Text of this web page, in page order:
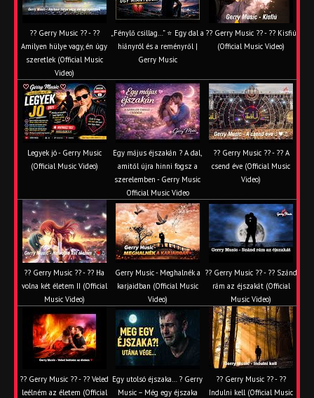
?? Gerry Music ?? - ??
Amilyen hülye vagy, én úgy
szeretlek (Official Music
Video)
„Fénylő csillag…” ⭐ Egy dal a
hiányról és a reményről |
Gerry Music
?? Gerry Music ?? - ?? Kisfiú
(Official Music Video)
Legyek jó - Gerry Music
(Official Music Video)
Egy május éjszakán ? A dal,
amitől újra hinni fogsz a
szerelemben - Gerry Music
Official Music Video
?? Gerry Music ?? - ?? A
csend éve (Official Music
Video)
?? Gerry Music ?? - ?? Ha
volna két életem II (Official
Music Video)
Gerry Music - Meghalnék a
karjaidban (Official Music
Video)
?? Gerry Music ?? - ?? Szánd
rám az éjszakát (Official
Music Video)
?? Gerry Music ?? - ?? Veled
leélném az életem (Official
Egy utolsó éjszaka… ? Gerry
Music – Még egy éjszaka
?? Gerry Music ?? - ??
Indulni kell (Official Music